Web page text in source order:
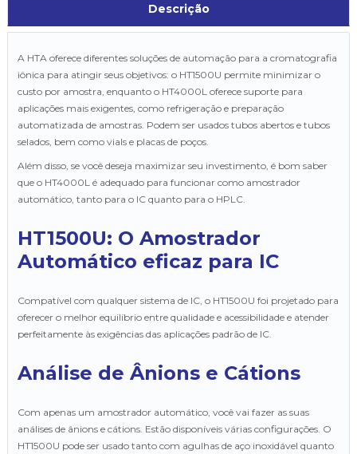
Descrição
A HTA oferece diferentes soluções de automação para a cromatografia
iônica para atingir seus objetivos: o HT1500U permite minimizar o
custo por amostra, enquanto o HT4000L oferece suporte para
aplicações mais exigentes, como refrigeração e preparação
automatizada de amostras. Podem ser usados tubos abertos e tubos
selados, bem como vials e placas de poços.
Além disso, se você deseja maximizar seu investimento, é bom saber
que o HT4000L é adequado para funcionar como amostrador
automático, tanto para o IC quanto para o HPLC.
HT1500U: O Amostrador
Automático eficaz para IC
Compatível com qualquer sistema de IC, o HT1500U foi projetado para
oferecer o melhor equilíbrio entre qualidade e acessibilidade e atender
perfeitamente às exigências das aplicações padrão de IC.
Análise de Ânions e Cátions
Com apenas um amostrador automático, você vai fazer as suas
análises de ânions e cátions. Estão disponíveis várias configurações. O
HT1500U pode ser usado tanto com agulhas de aço inoxidável quanto